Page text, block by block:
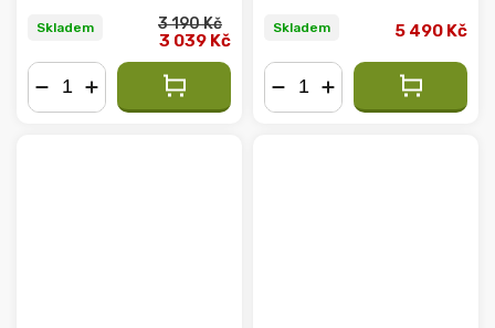
Skladem 3 190 Kč
3 039 Kč
Skladem 5 490 Kč